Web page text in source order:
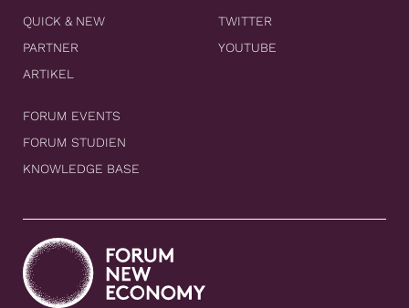
QUICK & NEW
PARTNER
ARTIKEL
FORUM EVENTS
FORUM STUDIEN
KNOWLEDGE BASE
TWITTER
YOUTUBE